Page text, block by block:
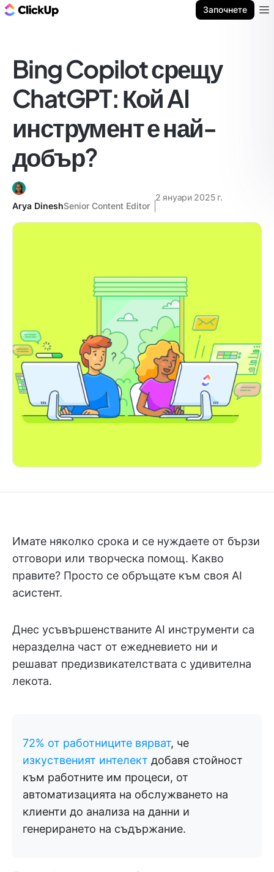
Започнете
Bing Copilot срещу
ChatGPT: Кой AI
инструмент е най-
добър?
Arya DineshSenior Content Editor
2 януари 2025 г.
Имате няколко срока и се нуждаете от бързи
отговори или творческа помощ. Какво
правите? Просто се обръщате към своя AI
асистент.
Днес усъвършенстваните AI инструменти са
неразделна част от ежедневието ни и
решават предизвикателствата с удивителна
лекота.
72% от работниците вярват, че
изкуственият интелект добавя стойност
към работните им процеси, от
автоматизацията на обслужването на
клиенти до анализа на данни и
генерирането на съдържание.